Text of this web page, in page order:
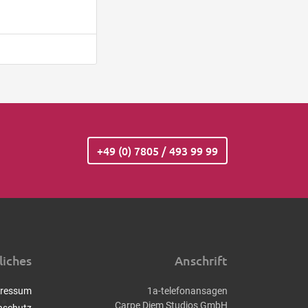
+49 (0) 7805 / 493 99 99
Anschrift
1a-telefonansagen
Carpe Diem Studios GmbH